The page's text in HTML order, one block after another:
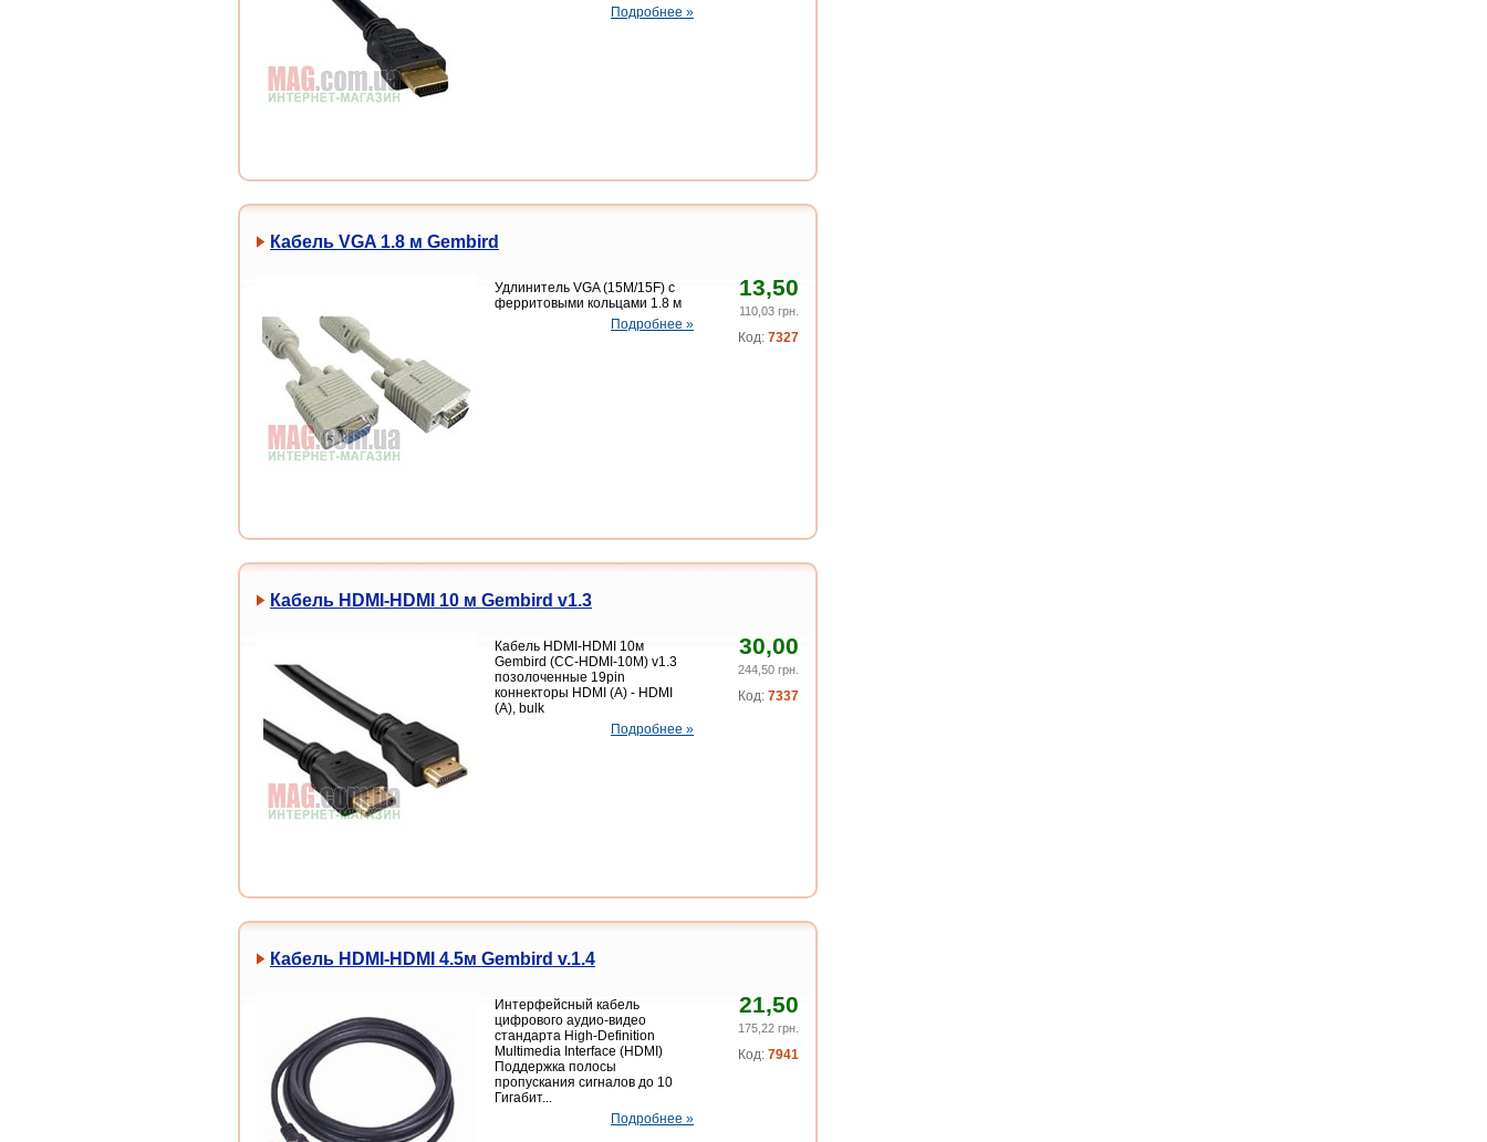
Подробнее »
Кабель VGA 1.8 м Gembird
Удлинитель VGA (15М/15F) с
ферритовыми кольцами 1.8 м
Подробнее »
13,50
110,03 грн.
Код: 7327
Кабель HDMI-HDMI 10 м Gembird v1.3
Кабель HDMI-HDMI 10м
Gembird (CC-HDMI-10M) v1.3
позолоченные 19pin
коннекторы HDMI (A) - HDMI
(A), bulk
Подробнее »
30,00
244,50 грн.
Код: 7337
Кабель HDMI-HDMI 4.5м Gembird v.1.4
Интерфейсный кабель
цифрового аудио-видео
стандарта High-Definition
Multimedia Interface (HDMI)
Поддержка полосы
пропускания сигналов до 10
Гигабит...
Подробнее »
21,50
175,22 грн.
Код: 7941